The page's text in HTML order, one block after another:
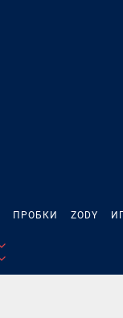
ПРОБКИ ZODY